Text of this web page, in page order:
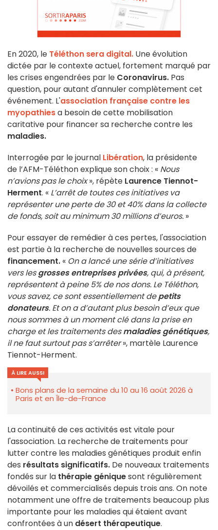
En 2020, le Téléthon sera digital. Une évolution
dictée par le contexte actuel, fortement marqué par
les crises engendrées par le Coronavirus. Pas
question, pour autant d'annuler complètement cet
événement. L'association française contre les
myopathiesa besoin de cette mobilisation
caritative pour financer sa recherche contre les
maladies.
Interrogée par le journal Libération, la présidente
de l’AFM-Téléthon explique son choix : « Nous
n’avions pas le choix», répète Laurence Tiennot-
Herment. « L’arrêt de toutes ces initiatives va
représenter une perte de 30 et 40% dans la collecte
de fonds, soit au minimum 30 millions d’euros. »
Pour essayer de remédier à ces pertes, l'association
est partie à la recherche de nouvelles sources de
financement. « On a lancé une série d’initiatives
vers lesgrosses entreprises privées, qui, à présent,
représentent à peine 5% de nos dons. Le Téléthon,
vous savez, ce sont essentiellement depetits
donateurs. Et on a d’autant plus besoin d’eux que
nous sommes à un moment clé dans la prise en
charge et les traitements desmaladies génétiques,
il ne faut surtout pas s’arrêter», martèle Laurence
Tiennot-Herment.
À LIRE AUSSI
Bons plans de la semaine du 10 au 16 août 2026 à
Paris et en Île-de-France
La continuité de ces activités est vitale pour
l'association. La recherche de traitements pour
lutter contre les maladies génétiques produit enfin
des résultats significatifs. De nouveaux traitements
fondés sur la thérapie géniquesont régulièrement
dévoilés et commercialisés depuis trois ans. On note
notamment une offre de traitements beaucoup plus
importante pour les maladies qui étaient avant
confrontées à un désert thérapeutique.